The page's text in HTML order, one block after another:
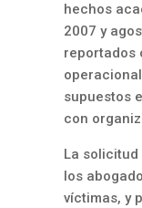
hechos
2007 y
reportados
supuestos
con
La
los
víctimas, y